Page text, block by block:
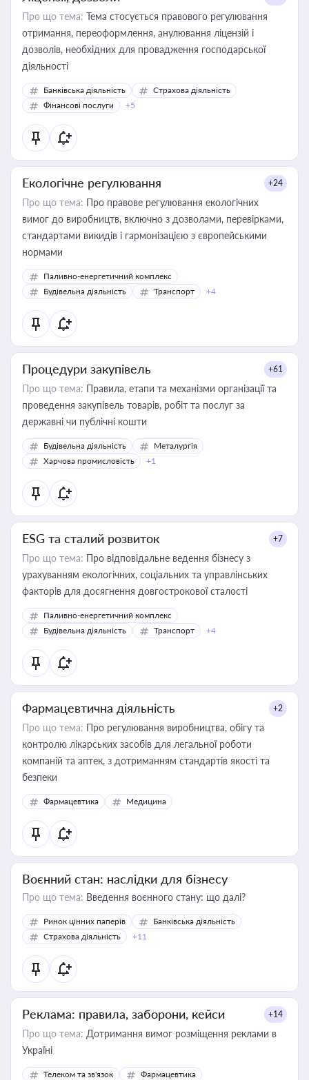
Про що тема: Тема стосується правового регулювання
отримання, переоформлення, анулювання ліцензій і
дозволів, необхідних для провадження господарської
діяльності
Банківська діяльність
Страхова діяльність
Фінансові послуги
+5
Екологічне регулювання +24
Про що тема: Про правове регулювання екологічних
вимог до виробництв, включно з дозволами, перевірками,
стандартами викидів і гармонізацією з європейськими
нормами
Паливно-енергетичний комплекс
Будівельна діяльність
Транспорт +4
Процедури закупівель +61
Про що тема: Правила, етапи та механізми організації та
проведення закупівель товарів, робіт та послуг за
державні чи публічні кошти
Будівельна діяльність
Металургія
Харчова промисловість
+1
ESG та сталий розвиток +7
Про що тема: Про відповідальне ведення бізнесу з
урахуванням екологічних, соціальних та управлінських
факторів для досягнення довгострокової сталості
Паливно-енергетичний комплекс
Будівельна діяльність
Транспорт +4
Фармацевтична діяльність +2
Про що тема: Про регулювання виробництва, обігу та
контролю лікарських засобів для легальної роботи
компаній та аптек, з дотриманням стандартів якості та
безпеки
Фармацевтика Медицина
Воєнний стан: наслідки для бізнесу
Про що тема: Введення воєнного стану: що далі?
Ринок цінних паперів
Банківська діяльність
Страхова діяльність
+11
Реклама: правила, заборони, кейси +14
Про що тема: Дотримання вимог розміщення реклами в
Україні
Телеком та зв'язок
Фармацевтика